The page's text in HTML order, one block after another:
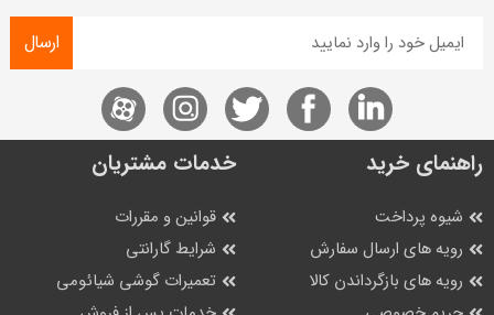
ارسال
راهنمای خرید
شیوه پرداخت
رویه های ارسال سفارش
رویه های بازگرداندن کالا
خدمات مشتریان
قوانین و مقررات
شرایط گارانتی
تعمیرات گوشی شیائومی